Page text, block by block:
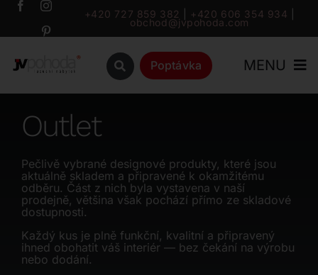
Přeskočit
+420 727 859 382 +420 606 354 934
obchod@jvpohoda.com
Poptávka MENU
Katalog
Značky
Outlet
Pečlivě vybrané designové produkty, které jsou
aktuálně skladem a připravené k okamžitému
odběru. Část z nich byla vystavena v naší
prodejně, většina však pochází přímo ze skladové
dostupnosti.
Každý kus je plně funkční, kvalitní a připravený
ihned obohatit váš interiér — bez čekání na výrobu
nebo dodání.